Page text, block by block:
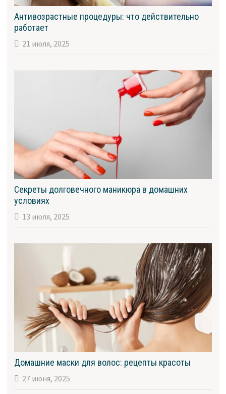
Антивозрастные процедуры: что действительно
работает
21 июля, 2025
Секреты долговечного маникюра в домашних
условиях
13 июля, 2025
Домашние маски для волос: рецепты красоты
27 июня, 2025